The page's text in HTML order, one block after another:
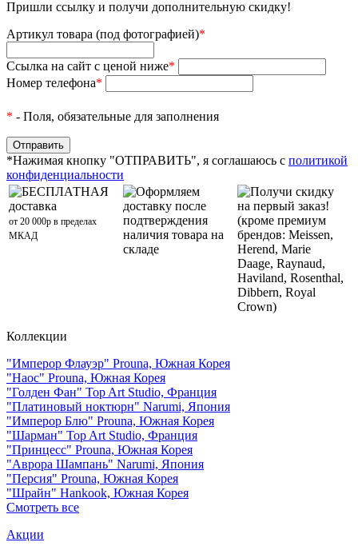
Пришли ссылку и получи дополнительную скидку!
Артикул товара (под фотографией)*
Ссылка на сайт с ценой ниже*
Номер телефона*
* - Поля, обязательные для заполнения
*Нажимая кнопку "ОТПРАВИТЬ", я соглашаюсь с политикой
конфиденциальности
БЕСПЛАТНАЯ
доставка
от 20 000р в пределах
МКАД
Оформляем
доставку после
подтверждения
наличия товара на
складе
Получи скидку
на первый заказ!
(кроме премиум
брендов: Meissen,
Herend, Marie
Daage, Raynaud,
Haviland, Rosenthal,
Dibbern, Royal
Crown)
Коллекции
"Имперор Флауэр" Prouna, Южная Корея
"Наос" Prouna, Южная Корея
"Голден Фан" Top Art Studio, Франция
"Платиновый ноктюрн" Narumi, Япония
"Имперор Блю" Prouna, Южная Корея
"Шарман" Top Art Studio, Франция
"Принцесс" Prouna, Южная Корея
"Аврора Шампань" Narumi, Япония
"Персия" Prouna, Южная Корея
"Шрайн" Hankook, Южная Корея
Смотреть все
Акции